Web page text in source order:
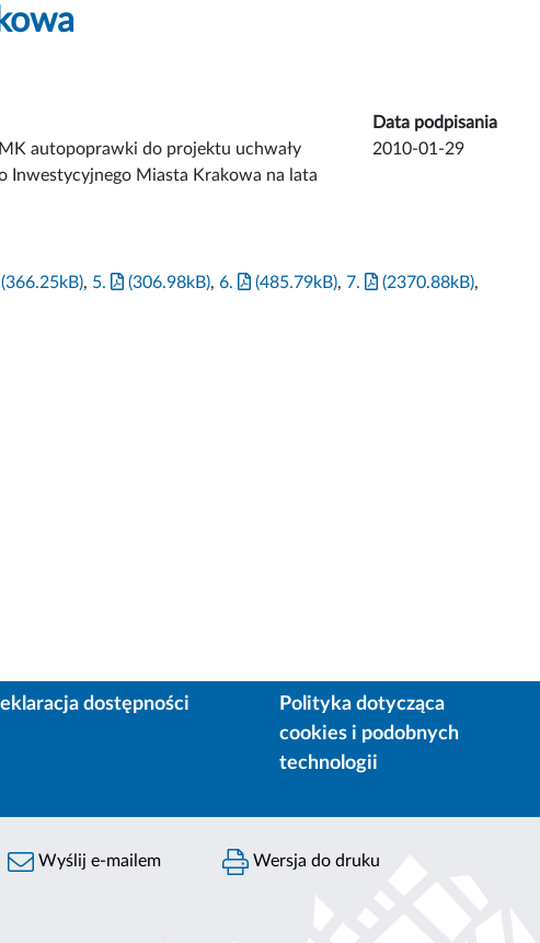
Data podpisania
autopoprawki do projektu uchwały
Inwestycyjnego Miasta Krakowa na lata
2010-01-29
(366.25kB), 5. (306.98kB), 6. (485.79kB), 7. (2370.88kB),
dostępności
Polityka dotycząca
cookies i podobnych
technologii
Wyślij e-mailem Wersja do druku